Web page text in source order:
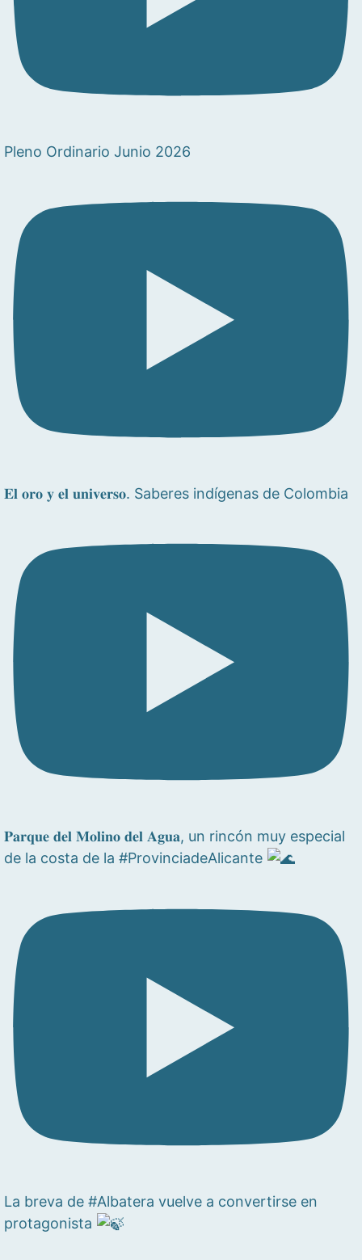
Pleno Ordinario Junio 2026
𝐄𝐥 𝐨𝐫𝐨 𝐲 𝐞𝐥 𝐮𝐧𝐢𝐯𝐞𝐫𝐬𝐨. Saberes indígenas de Colombia
𝐏𝐚𝐫𝐪𝐮𝐞 𝐝𝐞𝐥 𝐌𝐨𝐥𝐢𝐧𝐨 𝐝𝐞𝐥 𝐀𝐠𝐮𝐚, un rincón muy especial
de la costa de la #ProvinciadeAlicante
La breva de #Albatera vuelve a convertirse en
protagonista